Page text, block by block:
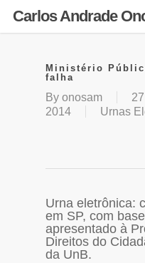
Carlos Andrade
Ministério
falha
By onosam
2014
Urnas
Urna eletrônica:
em SP, com
apresentado à
Direitos do
da UnB.